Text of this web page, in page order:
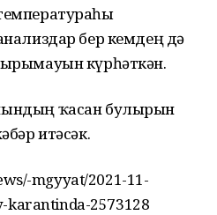
бер кемдең дә
күрһәткән.
ҡасан булырын
итәсәк.
mgyyat/2021-11-
karantinda-2573128